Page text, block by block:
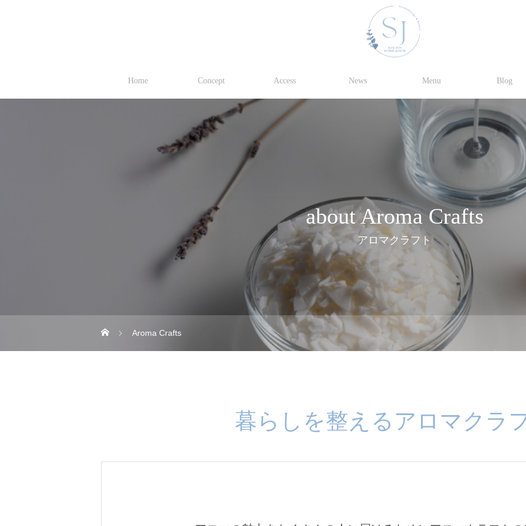
Home Concept Access News Menu Blog
about Aroma Crafts
アロマクラフト
Aroma Crafts
暮らしを整えるアロマクラ